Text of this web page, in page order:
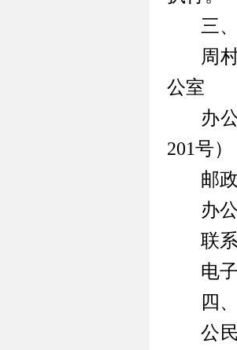
三
周
公室
办
201号）
邮
办
联
电
四
公